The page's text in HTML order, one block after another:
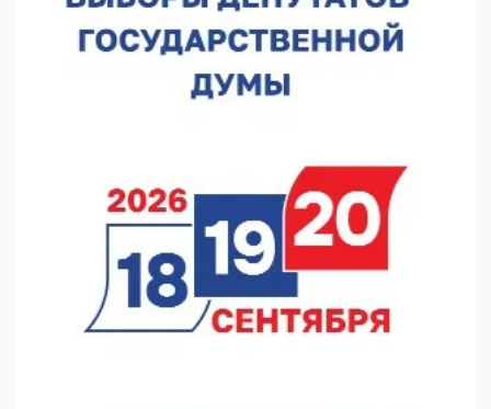
покраской телебашни
07.08.2026 11:20
В автобусах Арзамаса устанавливают терминалы оплаты
07.08.2026 11:03